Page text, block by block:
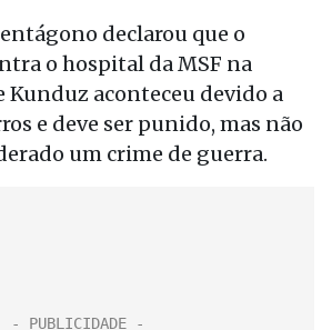
declarou que o
o hospital da MSF na
Kunduz aconteceu devido a
e deve ser punido, mas não
um crime de guerra.